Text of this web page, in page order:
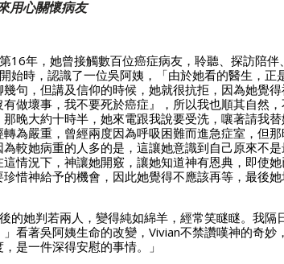
用心關懷病友
16年，她曾接觸數百位癌症病友，聆聽、探訪陪伴
始時，認識了一位吳阿姨，「由於她看的醫生，正
句，但講及信仰的時候，她就很抗拒，因為她覺
做壞事，我不要死於癌症』，所以我也順其自然
晚大約十時半，她來電跟我說要受洗，嚷著請我
為嚴重，曾經兩度因為呼吸困難而進急症室，但
較她病重的人多的是，這讓她意識到自己原來不
情況下，神讓她開竅，讓她知道神有恩典，即使
惜神給予的機會，因此她覺得不應該再等，最後
的她判若兩人，變得純如綿羊，經常笑瞇瞇。我隔
看著吳阿姨生命的改變，Vivian不禁讚嘆神的奇妙
是一件深得安慰的事情。」